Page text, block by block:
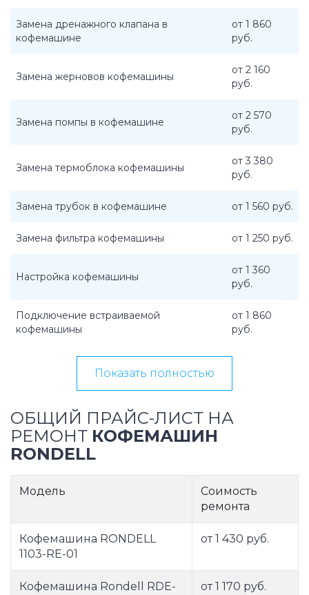
Замена дренажного клапана в
кофемашине
от 1 860
руб.
Замена жерновов кофемашины
от 2 160
руб.
Замена помпы в кофемашине
от 2 570
руб.
Замена термоблока кофемашины
от 3 380
руб.
Замена трубок в кофемашине от 1 560 руб.
Замена фильтра кофемашины от 1 250 руб.
Настройка кофемашины
от 1 360
руб.
Подключение встраиваемой
кофемашины
от 1 860
руб.
Показать полностью
ОБЩИЙ ПРАЙС-ЛИСТ НА
РЕМОНТ КОФЕМАШИН
RONDELL
Модель
Соимость
ремонта
Кофемашина RONDELL
1103-RE-01
от 1 430 руб.
Кофемашина Rondell RDE- от 1 170 руб.